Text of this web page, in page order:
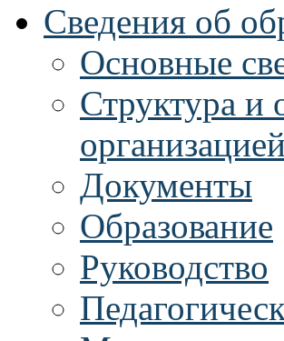
Сведения об
Основные
Структура и
организацией
Документы
Образование
Руководство